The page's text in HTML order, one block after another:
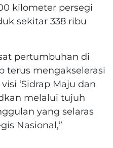
kilometer persegi
sekitar 338 ribu
pertumbuhan di
terus mengakselerasi
‘Sidrap Maju dan
melalui tujuh
yang selaras
Nasional,”